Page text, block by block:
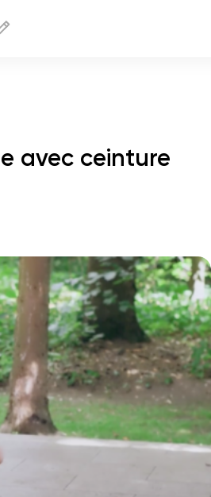
avec ceinture
l'instructeur
01:44
01:27
01:34
la forêt 05:00
02:00